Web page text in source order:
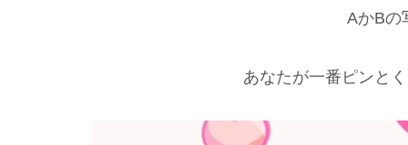
AかBの
あなたが一番ピンと